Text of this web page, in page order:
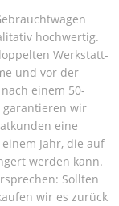
hochwertig.
Werkstatt-
und vor der
einem 50-
garantieren wir
eine
Jahr, die auf
werden kann.
Sollten
wir es zurück